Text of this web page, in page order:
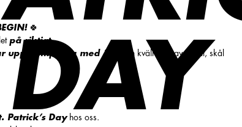
DAY
🍀
på riktigt.
upp pumparna med öl
för en kväll fylld av skratt, skål
Patrick’s Dayhos oss.